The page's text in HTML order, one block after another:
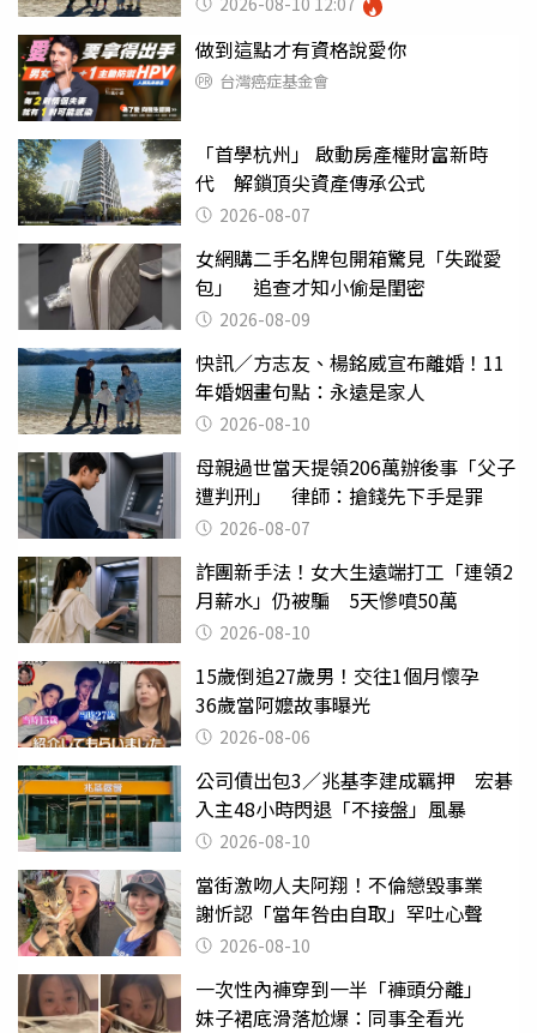
做到這點才有資格說愛你
台灣癌症基金會
「首學杭州」 啟動房產權財富新時
代 解鎖頂尖資產傳承公式
2026-08-07
女網購二手名牌包開箱驚見「失蹤愛
包」 追查才知小偷是閨密
2026-08-09
快訊／方志友、楊銘威宣布離婚！11
年婚姻畫句點：永遠是家人
2026-08-10
母親過世當天提領206萬辦後事「父子
遭判刑」 律師：搶錢先下手是罪
2026-08-07
詐團新手法！女大生遠端打工「連領2
月薪水」仍被騙 5天慘噴50萬
2026-08-10
15歲倒追27歲男！交往1個月懷孕
36歲當阿嬤故事曝光
2026-08-06
公司債出包3／兆基李建成羈押 宏碁
入主48小時閃退「不接盤」風暴
2026-08-10
當街激吻人夫阿翔！不倫戀毀事業
謝忻認「當年咎由自取」罕吐心聲
2026-08-10
一次性內褲穿到一半「褲頭分離」
妹子裙底滑落尬爆：同事全看光